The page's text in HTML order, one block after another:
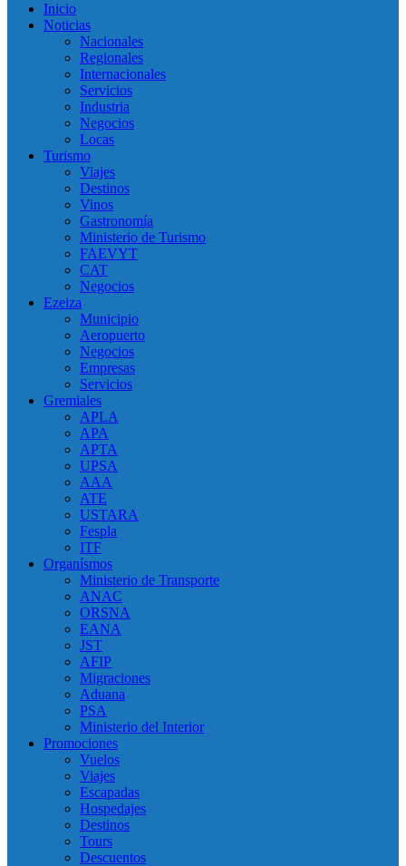
Inicio
Noticias
Nacionales
Regionales
Internacionales
Servicios
Industria
Negocios
Locas
Turismo
Viajes
Destinos
Vinos
Gastronomía
Ministerio de Turismo
FAEVYT
CAT
Negocios
Ezeiza
Municipio
Aeropuerto
Negocios
Empresas
Servicios
Gremiales
APLA
APA
APTA
UPSA
AAA
ATE
USTARA
Fespla
ITF
Organísmos
Ministerio de Transporte
ANAC
ORSNA
EANA
JST
AFIP
Migraciones
Aduana
PSA
Ministerio del Interior
Promociones
Vuelos
Viajes
Escapadas
Hospedajes
Destinos
Tours
Descuentos